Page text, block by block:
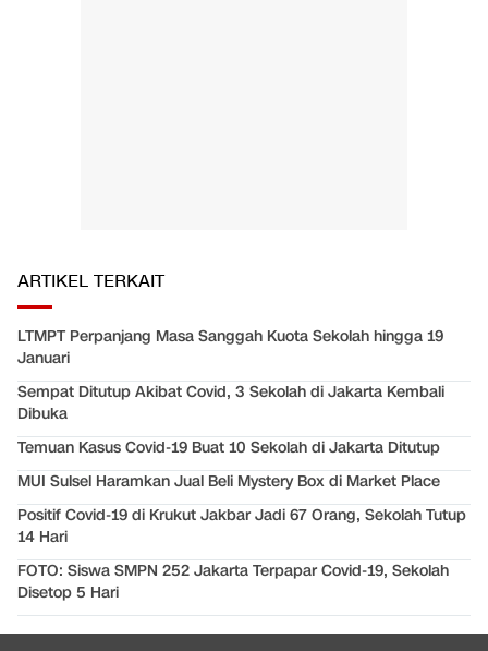
ARTIKEL TERKAIT
LTMPT Perpanjang Masa Sanggah Kuota Sekolah hingga 19
Januari
Sempat Ditutup Akibat Covid, 3 Sekolah di Jakarta Kembali
Dibuka
Temuan Kasus Covid-19 Buat 10 Sekolah di Jakarta Ditutup
MUI Sulsel Haramkan Jual Beli Mystery Box di Market Place
Positif Covid-19 di Krukut Jakbar Jadi 67 Orang, Sekolah Tutup
14 Hari
FOTO: Siswa SMPN 252 Jakarta Terpapar Covid-19, Sekolah
Disetop 5 Hari